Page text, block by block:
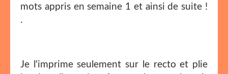
mots appris en semaine 1 et ainsi de suite !
.
Je l'imprime seulement sur le recto et plie